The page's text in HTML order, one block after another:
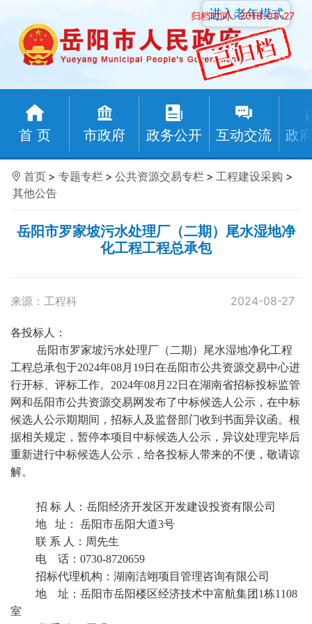
归档时间：2018-03-27
首 页 市政府 政务公开 互动交流 政
进入老年模式
首页 > 专题专栏 > 公共资源交易专栏 > 工程建设采购 >
其他公告
岳阳市罗家坡污水处理厂（二期）尾水湿地净
化工程工程总承包
来源：工程科 2024-08-27
各投标人：
岳阳市罗家坡污水处理厂（二期）尾水湿地净化工程
工程总承包于2024年08月19日在岳阳市公共资源交易中心进
行开标、评标工作。2024年08月22日在湖南省招标投标监管
网和岳阳市公共资源交易网发布了中标候选人公示，在中标
候选人公示期期间，招标人及监督部门收到书面异议函。根
据相关规定，暂停本项目中标候选人公示，异议处理完毕后
重新进行中标候选人公示，给各投标人带来的不便，敬请谅
解。
招 标 人：岳阳经济开发区开发建设投资有限公司
地
址： 岳阳市岳阳大道3号
联 系 人：周先生
电
话： 0730-8720659
招标代理机构：湖南洁翊项目管理咨询有限公司
地
址：岳阳市岳阳楼区经济技术中富航集团 1栋1108
室